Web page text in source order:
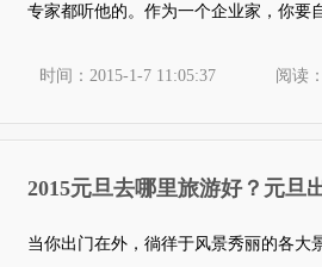
专家都听他的。作为一个企业家，你要
时间：2015-1-7 11:05:37 阅读
2015元旦去哪里旅游好？元旦
当你出门在外，徜徉于风景秀丽的各大